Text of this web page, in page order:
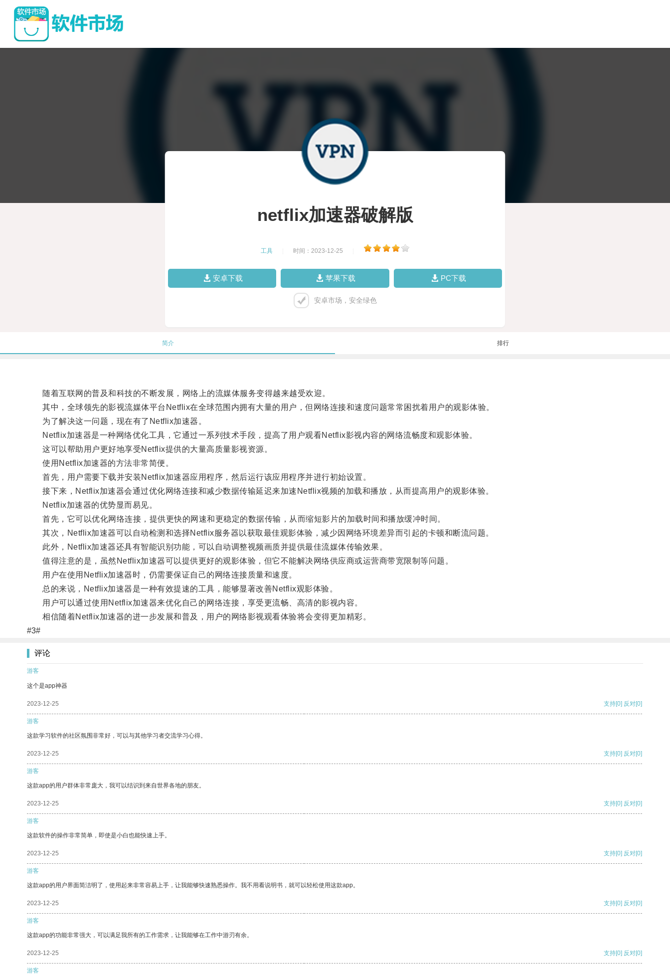
netflix加速器破解版
工具 时间：2023-12-25
安卓下载 苹果下载 PC下载
安卓市场，安全绿色
简介 排行
随着互联网的普及和科技的不断发展，网络上的流媒体服务变得越来越受欢迎。
其中，全球领先的影视流媒体平台Netflix在全球范围内拥有大量的用户，但网络连接和速度问题常常困扰着用户的观影体验。
为了解决这一问题，现在有了Netflix加速器。
Netflix加速器是一种网络优化工具，它通过一系列技术手段，提高了用户观看Netflix影视内容的网络流畅度和观影体验。
这可以帮助用户更好地享受Netflix提供的大量高质量影视资源。
使用Netflix加速器的方法非常简便。
首先，用户需要下载并安装Netflix加速器应用程序，然后运行该应用程序并进行初始设置。
接下来，Netflix加速器会通过优化网络连接和减少数据传输延迟来加速Netflix视频的加载和播放，从而提高用户的观影体验。
Netflix加速器的优势显而易见。
首先，它可以优化网络连接，提供更快的网速和更稳定的数据传输，从而缩短影片的加载时间和播放缓冲时间。
其次，Netflix加速器可以自动检测和选择Netflix服务器以获取最佳观影体验，减少因网络环境差异而引起的卡顿和断流问题。
此外，Netflix加速器还具有智能识别功能，可以自动调整视频画质并提供最佳流媒体传输效果。
值得注意的是，虽然Netflix加速器可以提供更好的观影体验，但它不能解决网络供应商或运营商带宽限制等问题。
用户在使用Netflix加速器时，仍需要保证自己的网络连接质量和速度。
总的来说，Netflix加速器是一种有效提速的工具，能够显著改善Netflix观影体验。
用户可以通过使用Netflix加速器来优化自己的网络连接，享受更流畅、高清的影视内容。
相信随着Netflix加速器的进一步发展和普及，用户的网络影视观看体验将会变得更加精彩。
#3#
评论
游客
这个是app神器
2023-12-25 支持[0] 反对[0]
游客
这款学习软件的社区氛围非常好，可以与其他学习者交流学习心得。
2023-12-25 支持[0] 反对[0]
游客
这款app的用户群体非常庞大，我可以结识到来自世界各地的朋友。
2023-12-25 支持[0] 反对[0]
游客
这款软件的操作非常简单，即使是小白也能快速上手。
2023-12-25 支持[0] 反对[0]
游客
这款app的用户界面简洁明了，使用起来非常容易上手，让我能够快速熟悉操作。我不用看说明书，就可以轻松使用这款app。
2023-12-25 支持[0] 反对[0]
游客
这款app的功能非常强大，可以满足我所有的工作需求，让我能够在工作中游刃有余。
2023-12-25 支持[0] 反对[0]
游客